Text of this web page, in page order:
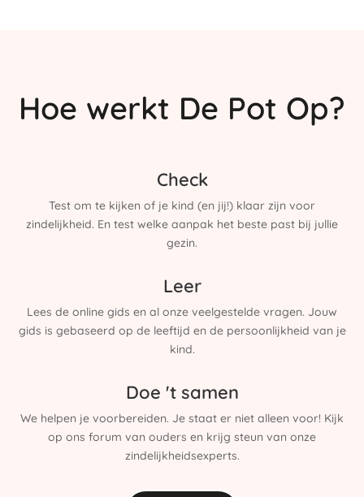
Hoe werkt De Pot Op?
Check
Test om te kijken of je kind (en jij!) klaar zijn voor
zindelijkheid. En test welke aanpak het beste past bij jullie
gezin.
Leer
Lees de online gids en al onze veelgestelde vragen. Jouw
gids is gebaseerd op de leeftijd en de persoonlijkheid van je
kind.
Doe 't samen
We helpen je voorbereiden. Je staat er niet alleen voor! Kijk
op ons forum van ouders en krijg steun van onze
zindelijkheidsexperts.